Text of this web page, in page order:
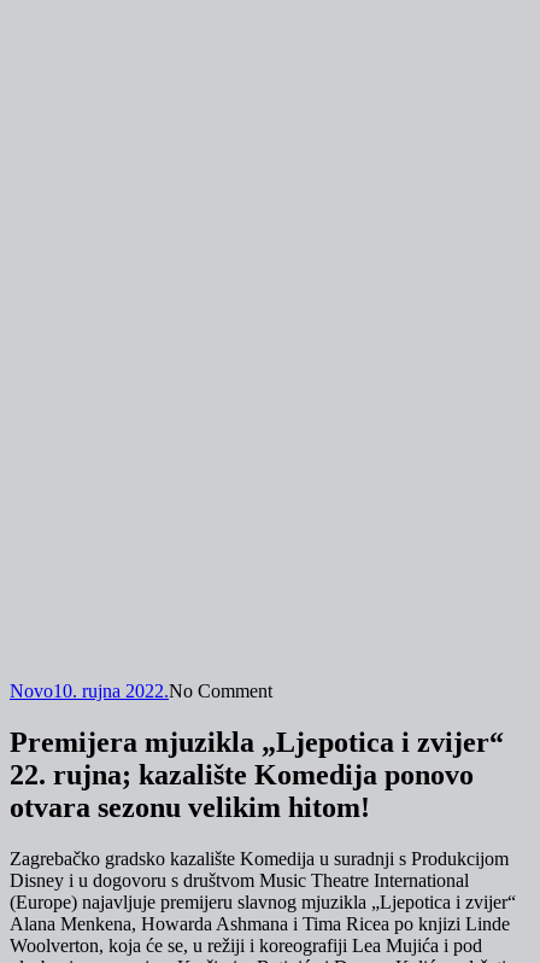
Novo10. rujna 2022.No Comment
Premijera mjuzikla „Ljepotica i zvijer“
22. rujna; kazalište Komedija ponovo
otvara sezonu velikim hitom!
Zagrebačko gradsko kazalište Komedija u suradnji s Produkcijom
Disney i u dogovoru s društvom Music Theatre International
(Europe) najavljuje premijeru slavnog mjuzikla „Ljepotica i zvijer“
Alana Menkena, Howarda Ashmana i Tima Ricea po knjizi Linde
Woolverton, koja će se, u režiji i koreografiji Lea Mujića i pod